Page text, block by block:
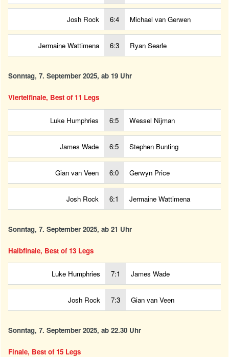
Josh Rock 6:4 Michael van Gerwen
Jermaine Wattimena 6:3 Ryan Searle
Sonntag, 7. September 2025, ab 19 Uhr
Viertelfinale, Best of 11 Legs
Luke Humphries 6:5 Wessel Nijman
James Wade 6:5 Stephen Bunting
Gian van Veen 6:0 Gerwyn Price
Josh Rock 6:1 Jermaine Wattimena
Sonntag, 7. September 2025, ab 21 Uhr
Halbfinale, Best of 13 Legs
Luke Humphries 7:1 James Wade
Josh Rock 7:3 Gian van Veen
Sonntag, 7. September 2025, ab 22.30 Uhr
Finale, Best of 15 Legs